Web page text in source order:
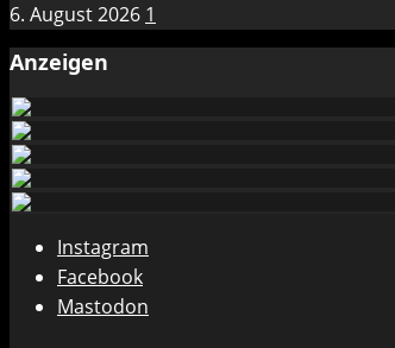
6. August 2026 1
Anzeigen
Instagram
Facebook
Mastodon